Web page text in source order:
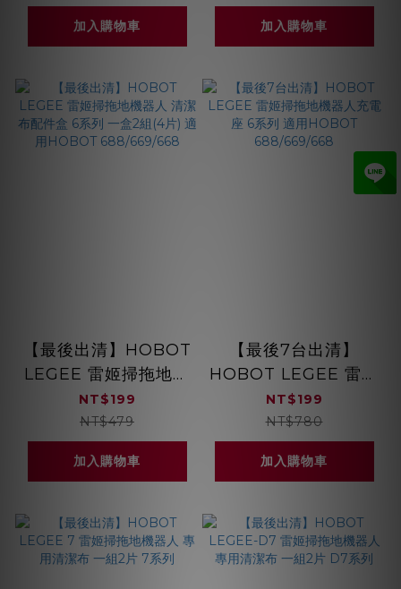
片)
加入購物車
HOBOT
688/669/668
加入購物車
【最後出清】HOBOT
LEGEE 雷姬掃拖地機
器人 清潔布配件盒 6
系列 一盒2組(4片) 適
用HOBOT
688/669/668
NT$199
NT$479
加入購物車
【最後7台出清】
HOBOT LEGEE 雷姬
掃拖地機器人充電座 6
系列 適用HOBOT
688/669/668
NT$199
NT$780
加入購物車